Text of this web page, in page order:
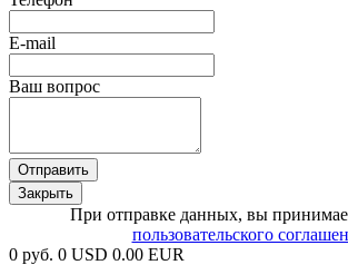
E-mail
Ваш вопрос
Отправить
Закрыть
При отправке данных, вы
пользовательского
0 руб. 0 USD 0.00 EUR